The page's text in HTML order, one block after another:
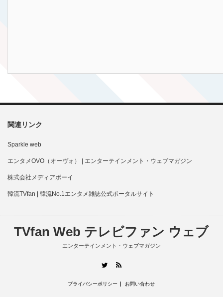
関連リンク
Sparkle web
エンタメOVO（オーヴォ） | エンターテインメント・ウェブマガジン
株式会社メディアボーイ
韓流TVfan | 韓流No.1エンタメ雑誌公式ポータルサイト
TVfan Web テレビファン ウェブ
エンターテインメント・ウェブマガジン
Twitter
プライバシーポリシー お問い合わせ